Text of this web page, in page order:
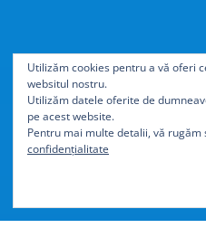
Cu40%
Utilizăm cookies pentru a vă oferi
websitul nostru.
Utilizăm datele oferite de
pe acest website.
Pentru mai multe detalii, vă
confidențialitate